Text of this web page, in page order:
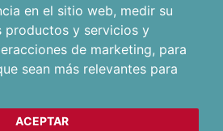
en el sitio web, medir su
productos y servicios y
de marketing, para
sean más relevantes para
ACEPTAR